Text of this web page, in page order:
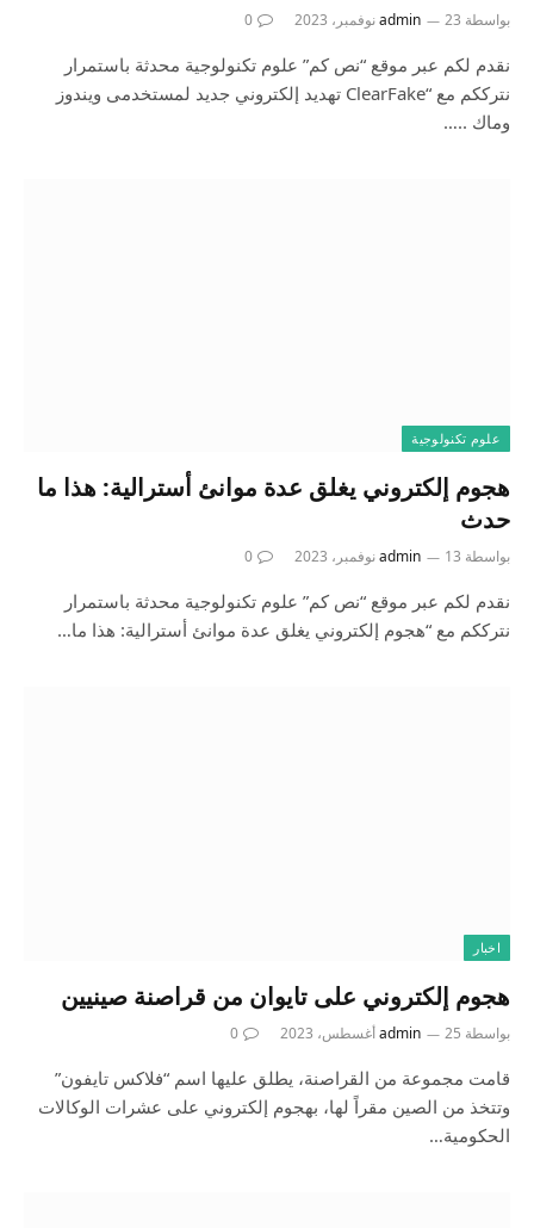
بواسطة admin 23 نوفمبر، 2023 0
نقدم لكم عبر موقع “نص كم” علوم تكنولوجية محدثة باستمرار
نترككم مع “ClearFake تهديد إلكتروني جديد لمستخدمى ويندوز
وماك ..…
علوم تكنولوجية
هجوم إلكتروني يغلق عدة موانئ أسترالية: هذا ما
حدث
بواسطة admin 13 نوفمبر، 2023 0
نقدم لكم عبر موقع “نص كم” علوم تكنولوجية محدثة باستمرار
نترككم مع “هجوم إلكتروني يغلق عدة موانئ أسترالية: هذا ما…
اخبار
هجوم إلكتروني على تايوان من قراصنة صينيين
بواسطة admin 25 أغسطس، 2023 0
قامت مجموعة من القراصنة، يطلق عليها اسم “فلاكس تايفون”
وتتخذ من الصين مقراً لها، بهجوم إلكتروني على عشرات الوكالات
الحكومية…